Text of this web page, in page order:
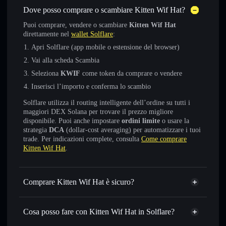
Dove posso comprare o scambiare Kitten Wif Hat?
Puoi comprare, vendere o scambiare Kitten Wif Hat
direttamente nel wallet Solflare:
Apri Solflare (app mobile o estensione del browser)
Vai alla scheda Scambia
Seleziona KWIF come token da comprare o vendere
Inserisci l’importo e conferma lo scambio
Solflare utilizza il routing intelligente dell’ordine su tutti i
maggiori DEX Solana per trovare il prezzo migliore
disponibile. Puoi anche impostare ordini limite o usare la
strategia DCA (dollar-cost averaging) per automatizzare i tuoi
trade. Per indicazioni complete, consulta Come comprare
Kitten Wif Hat.
Comprare Kitten Wif Hat è sicuro?
Kitten Wif Hat token verificato
Cosa posso fare con Kitten Wif Hat in Solflare?